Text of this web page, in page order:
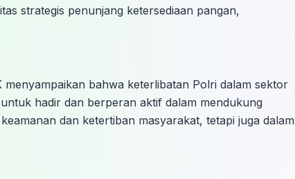
strategis penunjang ketersediaan pangan,
bahwa keterlibatan Polri dalam sektor
hadir dan berperan aktif dalam mendukung
dan ketertiban masyarakat, tetapi juga dalam